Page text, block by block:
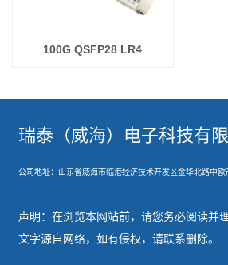
100G QSFP28 LR4
瑞泰（威海）电子科技有
公司地址：山东省威海市临港经济技术开发区金华北路中
声明：在浏览本网站前，请您务必阅读并
文字源自网络，如有侵权，请联系删除。